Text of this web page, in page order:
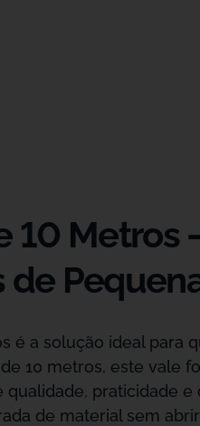
10
de
é a solução ideal
10 metros, este vale
praticidade
de material sem